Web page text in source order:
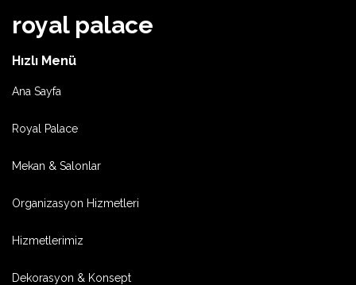
royal palace
Hızlı Menü
Ana Sayfa
Royal Palace
Mekan & Salonlar
Organizasyon Hizmetleri
Hizmetlerimiz
Dekorasyon & Konsept